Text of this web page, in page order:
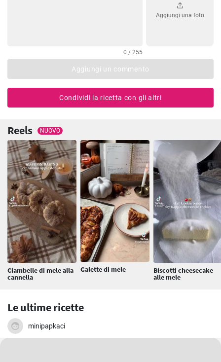
0 / 255
Aggiungi una foto
Aggiungi un commento
Condividi la ricetta con gli altri
Reels NUOVO
Ciambelle di mele alla
cannella
Galette di mele Biscotti cheesecake
alle mele
Le ultime ricette
minipapkaci